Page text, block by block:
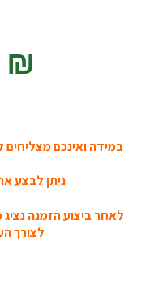
₪
במידה ואינכם
ניתן לבצע
לאחר ביצוע הזמנה
לצורך